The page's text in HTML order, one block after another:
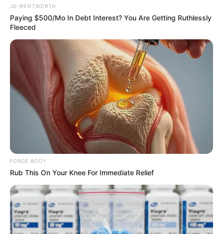
Some Moments Got Out Of Control Quickly
BRAINBERRIES
This Movie Is The Main Reason Ukraine Has Not Lost
To Russia
BRAINBERRIES
JG WENTWORTH
Paying $500/Mo In Debt Interest? You Are Getting Ruthlessly
Fleeced
FORGE BODY
Rub This On Your Knee For Immediate Relief